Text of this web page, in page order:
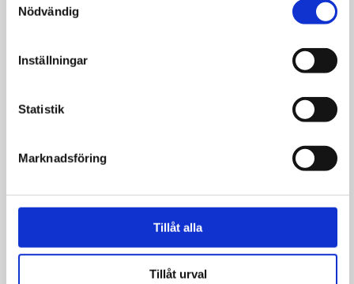
Nödvändig
Inställningar
Statistik
Marknadsföring
Tillåt alla
Tillåt urval
Bibeln